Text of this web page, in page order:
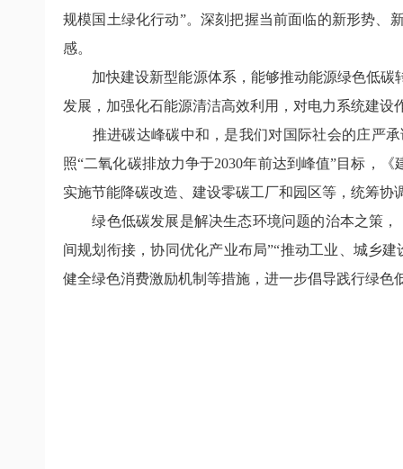
规模国土绿化行动”。深刻把握当前面临的新形势、
感。
加快建设新型能源体系，能够推动能源绿色低碳
发展，加强化石能源清洁高效利用，对电力系统建
推进碳达峰碳中和，是我们对国际社会的庄严承
照“二氧化碳排放力争于2030年前达到峰值”目标，
实施节能降碳改造、建设零碳工厂和园区等，统筹协
绿色低碳发展是解决生态环境问题的治本之策，
间规划衔接，协同优化产业布局”“推动工业、城乡
健全绿色消费激励机制等措施，进一步倡导践行绿